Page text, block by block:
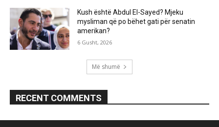
Kush është Abdul El-Sayed? Mjeku
mysliman që po bëhet gati për senatin
amerikan?
6 Gusht, 2026
Më shumë
RECENT COMMENTS